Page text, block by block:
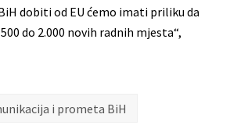
dobiti od EU ćemo imati priliku da
do 2.000 novih radnih mjesta“,
i prometa BiH